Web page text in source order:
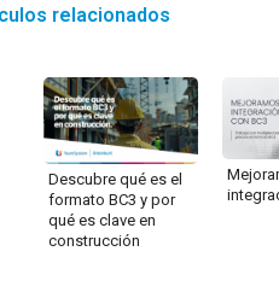
relacionados
Descubre qué es el
formato BC3 y por
qué es clave en
construcción